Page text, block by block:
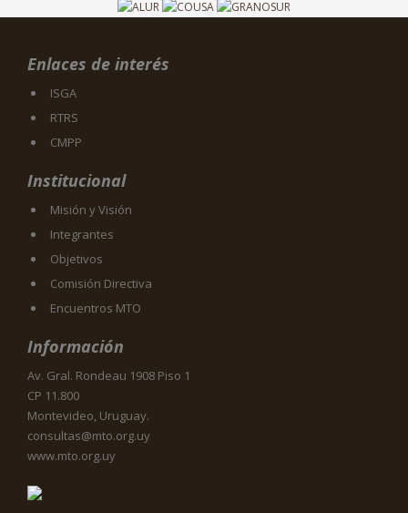
Enlaces de interés
ISGA
RTRS
CMPP
Institucional
Misión y Visión
Integrantes
Objetivos
Comisión Directiva
Encuentros MTO
Información
Av. Gral. Rondeau 1908 Piso 1
CP 11.800
Montevideo, Uruguay.
consultas@mto.org.uy
www.mto.org.uy